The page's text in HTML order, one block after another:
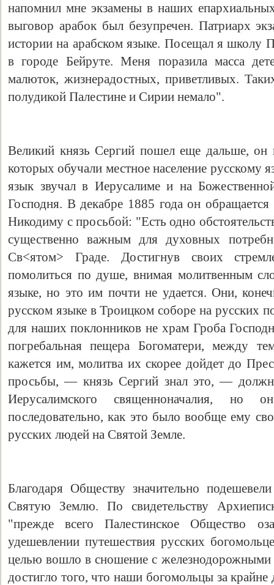
напомнил мне экзамены в наших
выговор арабок был безупречен. Патpиapx
истории на арабском языке. Посещал я школу
в городе Бейруте. Меня поразила масса
малюток, жизнерадостных, приветливых.
полудикой Палестине и Сирии немало".
Великий князь Сергий пошел еще дальше, он
которых обучали местное население русскому
язык звучал в Иерусалиме и на
Господня. В декабре 1885 года он
Никодиму с просьбой: "Есть одно
существенно важным для духовных
Св<ятом> Граде. Достигнув своих
помолиться по душе, внимая молитвенным
языке, но это им почти не удается. Они,
русском языке в Троицком соборе на русских
для наших поклонников не храм Гроба
погребальная пещера Богоматери, между
кажется им, молитва их скорее дойдет до
просьбы, — князь Сергий знал это, —
Иерусалимского священноначалия,
последовательно, как это было вообще ему
русских людей на Святой Земле.
Благодаря Обществу значительно
Святую Землю. По свидетельству
"прежде всего Палестинское Общество
удешевлении путешествия русских
целью вошло в сношение с
достигло того, что наши богомольцы за